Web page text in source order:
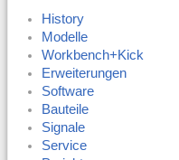
History
Modelle
Workbench+Kick
Erweiterungen
Software
Bauteile
Signale
Service